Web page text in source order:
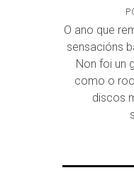
O ano que
sensacións
Non foi un
como o
discos